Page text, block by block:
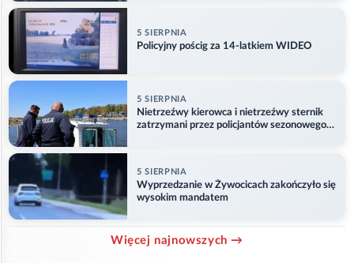
5 SIERPNIA
Policyjny pościg za 14-latkiem WIDEO
5 SIERPNIA
Nietrzeźwy kierowca i nietrzeźwy sternik
zatrzymani przez policjantów sezonowego
5 SIERPNIA
Wyprzedzanie w Żywocicach zakończyło się
wysokim mandatem
Więcej najnowszych →